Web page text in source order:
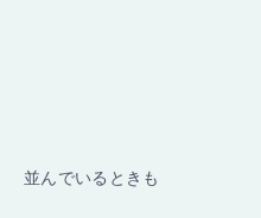
並んでいるときも